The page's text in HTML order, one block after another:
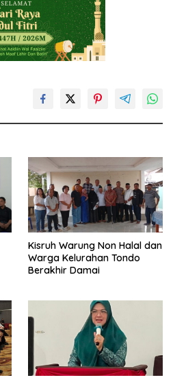
Kisruh Warung Non Halal dan
Warga Kelurahan Tondo
Berakhir Damai